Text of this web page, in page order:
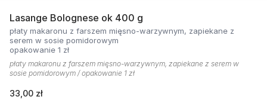
Lasange Bolognese ok 400 g
płaty makaronu z farszem mięsno-warzywnym, zapiekane z
serem w sosie pomidorowym
opakowanie 1 zł
płaty makaronu z farszem mięsno-warzywnym, zapiekane z serem w
sosie pomidorowym / opakowanie 1 zł
33,00 zł